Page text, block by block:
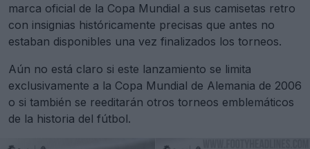
marca oficial de la Copa Mundial a sus camisetas retro
con insignias históricamente precisas que antes no
estaban disponibles una vez finalizados los torneos.
Aún no está claro si este lanzamiento se limita
exclusivamente a la Copa Mundial de Alemania de 2006
o si también se reeditarán otros torneos emblemáticos
de la historia del fútbol.